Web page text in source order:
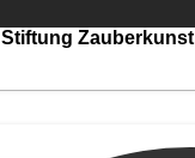
Stiftung Zauberkunst